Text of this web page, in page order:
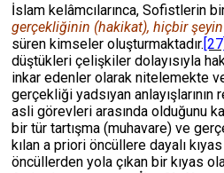
İslam kelâmcılarınca, Sofistlerin
gerçekliğinin (hakikat), hiçbir şeyin
süren kimseler oluşturmaktadır.[27]
düştükleri çelişkiler dolayısıyla
inkar edenler olarak nitelemekte
gerçekliği yadsıyan
asli görevleri arasında olduğunu
bir tür tartışma (muhavare) ve
kılan a priori öncüllere dayalı
öncüllerden yola çıkan bir kıyas